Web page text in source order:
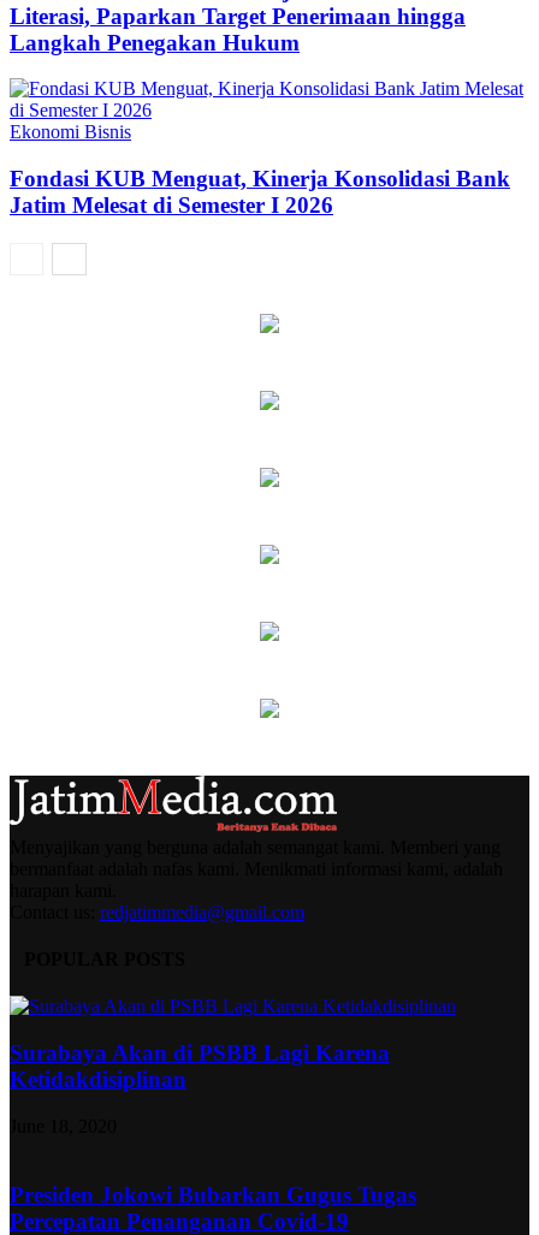
Literasi, Paparkan Target Penerimaan hingga
Langkah Penegakan Hukum
Ekonomi Bisnis
Fondasi KUB Menguat, Kinerja Konsolidasi Bank
Jatim Melesat di Semester I 2026
redjatimmedia@gmail.com
Surabaya Akan di PSBB Lagi Karena
Ketidakdisiplinan
Presiden Jokowi Bubarkan Gugus Tugas
Percepatan Penanganan Covid-19